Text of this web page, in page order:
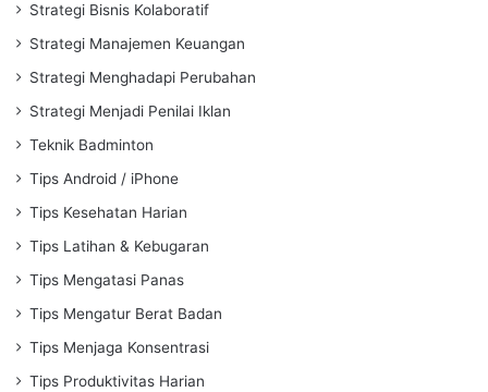
Strategi Bisnis Kolaboratif
Strategi Manajemen Keuangan
Strategi Menghadapi Perubahan
Strategi Menjadi Penilai Iklan
Teknik Badminton
Tips Android / iPhone
Tips Kesehatan Harian
Tips Latihan & Kebugaran
Tips Mengatasi Panas
Tips Mengatur Berat Badan
Tips Menjaga Konsentrasi
Tips Produktivitas Harian